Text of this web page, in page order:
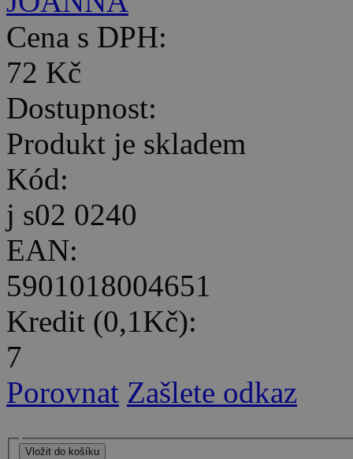
Cena s DPH:
72 Kč
Dostupnost:
Produkt je skladem
Kód:
j s02 0240
EAN:
5901018004651
Kredit (0,1Kč):
7
Porovnat Zašlete odkaz